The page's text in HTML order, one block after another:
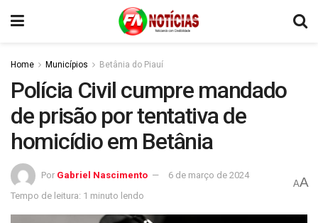
Home Municípios Betânia do Piauí
Polícia Civil cumpre mandado
de prisão por tentativa de
homicídio em Betânia
Por Gabriel Nascimento
6 de março de 2024
Tempo de leitura: 1 minuto lendo
AA